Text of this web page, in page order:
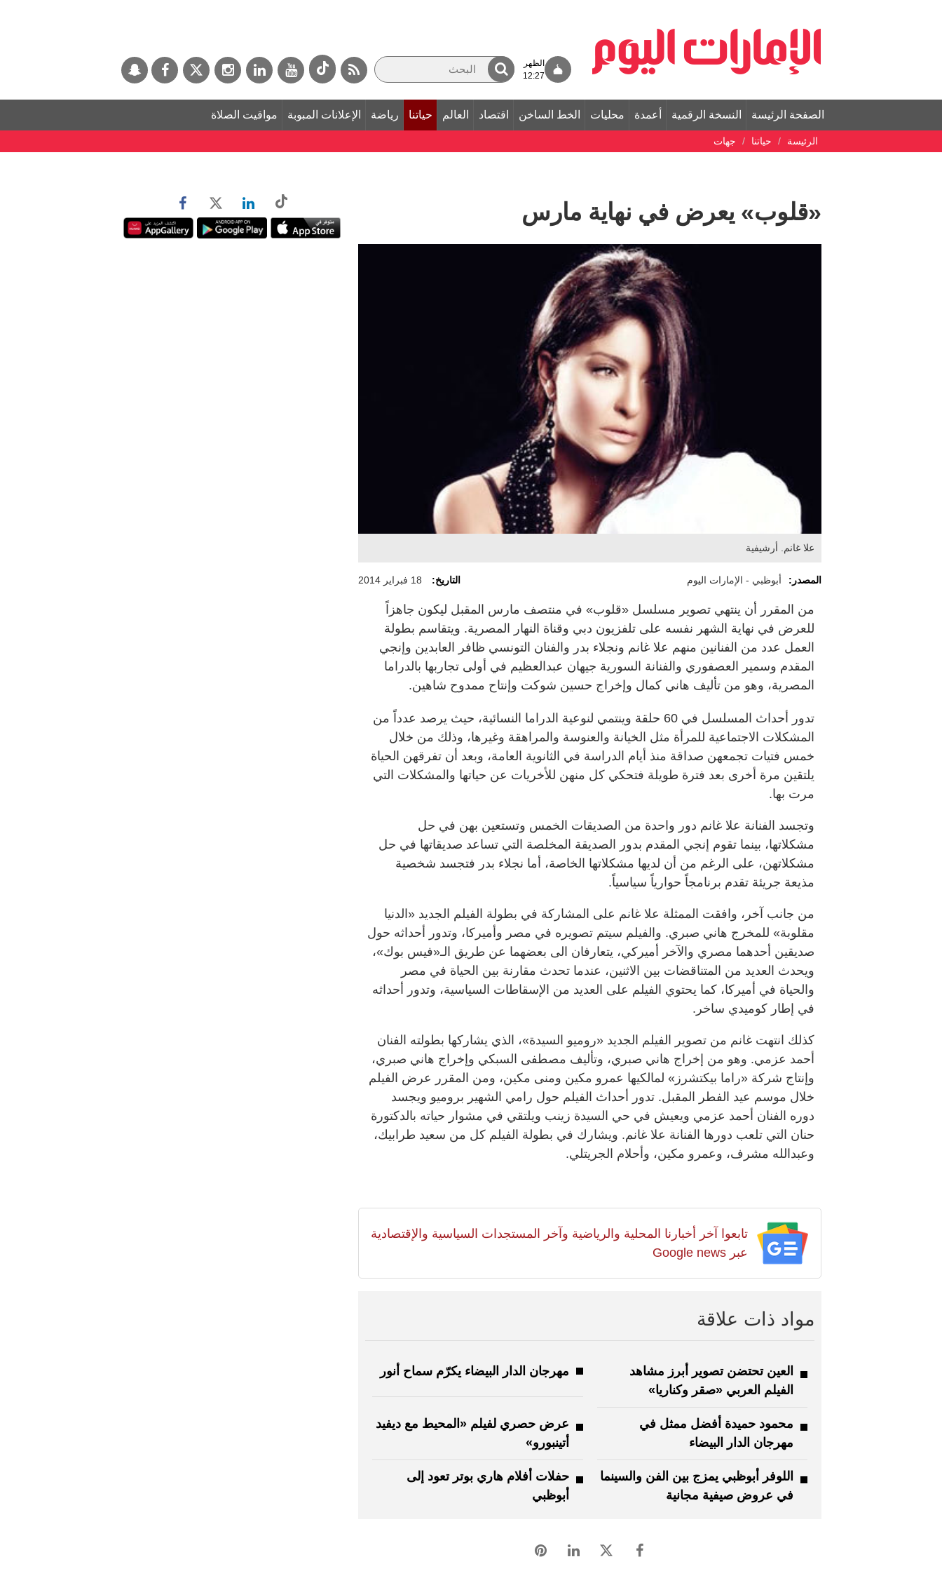
الظهر
12:27
الصفحة الرئيسة النسخة الرقمية أعمدة محليات الخط الساخن اقتصاد العالم حياتنا رياضة الإعلانات المبوبة مواقيت الصلاة
الرئيسة حياتنا جهات
«قلوب» يعرض في نهاية مارس
علا غانم. أرشيفية
المصدر: أبوظبي - الإمارات اليوم التاريخ: 18 فبراير 2014
من المقرر أن ينتهي تصوير مسلسل «قلوب» في منتصف مارس المقبل ليكون جاهزاً
للعرض في نهاية الشهر نفسه على تلفزيون دبي وقناة النهار المصرية. ويتقاسم بطولة
العمل عدد من الفنانين منهم علا غانم ونجلاء بدر والفنان التونسي ظافر العابدين وإنجي
المقدم وسمير العصفوري والفنانة السورية جيهان عبدالعظيم في أولى تجاربها بالدراما
المصرية، وهو من تأليف هاني كمال وإخراج حسين شوكت وإنتاح ممدوح شاهين.
تدور أحداث المسلسل في 60 حلقة وينتمي لنوعية الدراما النسائية، حيث يرصد عدداً من
المشكلات الاجتماعية للمرأة مثل الخيانة والعنوسة والمراهقة وغيرها، وذلك من خلال
خمس فتيات تجمعهن صداقة منذ أيام الدراسة في الثانوية العامة، وبعد أن تفرقهن الحياة
يلتقين مرة أخرى بعد فترة طويلة فتحكي كل منهن للأخريات عن حياتها والمشكلات التي
مرت بها.
وتجسد الفنانة علا غانم دور واحدة من الصديقات الخمس وتستعين بهن في حل
مشكلاتها، بينما تقوم إنجي المقدم بدور الصديقة المخلصة التي تساعد صديقاتها في حل
مشكلاتهن، على الرغم من أن لديها مشكلاتها الخاصة، أما نجلاء بدر فتجسد شخصية
مذيعة جريئة تقدم برنامجاً حوارياً سياسياً.
من جانب آخر، وافقت الممثلة علا غانم على المشاركة في بطولة الفيلم الجديد «الدنيا
مقلوبة» للمخرج هاني صبري. والفيلم سيتم تصويره في مصر وأميركا، وتدور أحداثه حول
صديقين أحدهما مصري والآخر أميركي، يتعارفان الى بعضهما عن طريق الـ«فيس بوك»،
ويحدث العديد من المتناقضات بين الاثنين، عندما تحدث مقارنة بين الحياة في مصر
والحياة في أميركا، كما يحتوي الفيلم على العديد من الإسقاطات السياسية، وتدور أحداثه
في إطار كوميدي ساخر.
كذلك انتهت غانم من تصوير الفيلم الجديد «روميو السيدة»، الذي يشاركها بطولته الفنان
أحمد عزمي. وهو من إخراج هاني صبري، وتأليف مصطفى السبكي وإخراج هاني صبري،
وإنتاج شركة «راما بيكتشرز» لمالكيها عمرو مكين ومنى مكين، ومن المقرر عرض الفيلم
خلال موسم عيد الفطر المقبل. تدور أحداث الفيلم حول رامي الشهير بروميو ويجسد
دوره الفنان أحمد عزمي ويعيش في حي السيدة زينب ويلتقي في مشوار حياته بالدكتورة
حنان التي تلعب دورها الفنانة علا غانم. ويشارك في بطولة الفيلم كل من سعيد طرابيك،
وعبدالله مشرف، وعمرو مكين، وأحلام الجريتلي.
تابعوا آخر أخبارنا المحلية والرياضية وآخر المستجدات السياسية والإقتصادية
عبر Google news
مواد ذات علاقة
العين تحتضن تصوير أبرز مشاهد
الفيلم العربي «صقر وكناريا»
مهرجان الدار البيضاء يكرّم سماح أنور
محمود حميدة أفضل ممثل في
مهرجان الدار البيضاء
عرض حصري لفيلم «المحيط مع ديفيد
أتينبورو»
اللوفر أبوظبي يمزج بين الفن والسينما
في عروض صيفية مجانية
حفلات أفلام هاري بوتر تعود إلى
أبوظبي